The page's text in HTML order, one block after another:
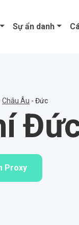
Sự ẩn danh
Châu Âu - Đức
Proxy